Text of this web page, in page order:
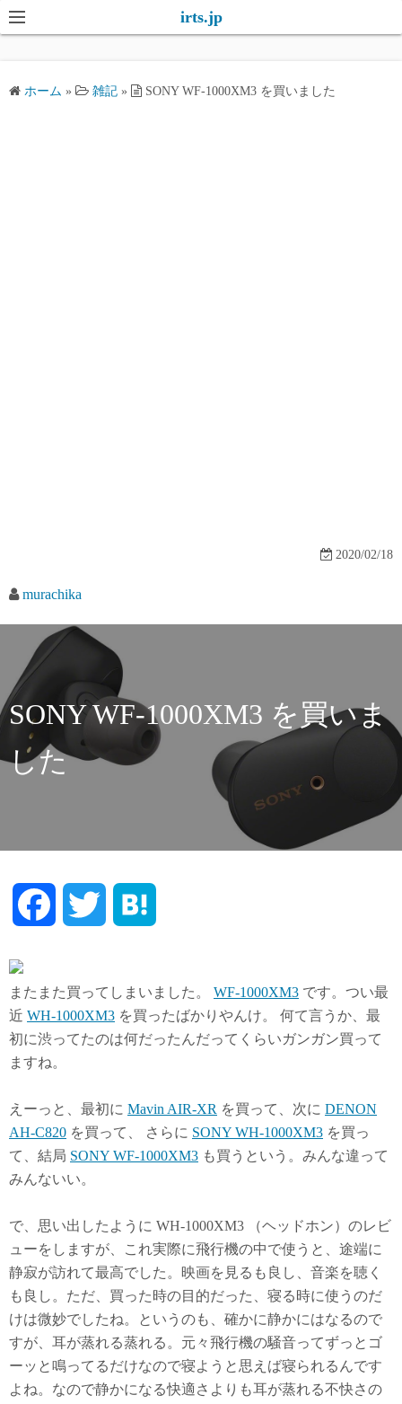
コ
ン
irts.jp
ホーム » 雑記 » SONY WF-1000XM3 を買いました
2020/02/18
murachika
SONY WF-1000XM3 を買いま
した
c
o
o
i
t
e
r
t
a
またまた買ってしまいました。 WF-1000XM3 です。つい最
近 WH-1000XM3 を買ったばかりやんけ。 何て言うか、最
初に渋ってたのは何だったんだってくらいガンガン買って
ますね。
えーっと、最初に Mavin AIR-XR を買って、次に DENON
AH-C820 を買って、 さらに SONY WH-1000XM3 を買っ
て、結局 SONY WF-1000XM3 も買うという。みんな違って
みんないい。
で、思い出したように WH-1000XM3 （ヘッドホン）のレビ
ューをしますが、これ実際に飛行機の中で使うと、途端に
静寂が訪れて最高でした。映画を見るも良し、音楽を聴く
も良し。ただ、買った時の目的だった、寝る時に使うのだ
けは微妙でしたね。というのも、確かに静かにはなるので
すが、耳が蒸れる蒸れる。元々飛行機の騒音ってずっとゴ
ーッと鳴ってるだけなので寝ようと思えば寝られるんです
よね。なので静かになる快適さよりも耳が蒸れる不快さの